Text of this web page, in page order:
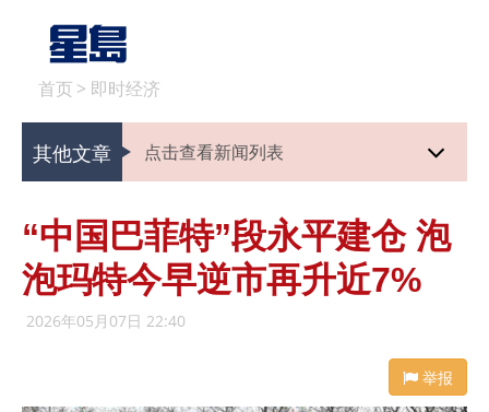
首页 > 即时经济
其他文章 点击查看新闻列表
“中国巴菲特”段永平建仓 泡
泡玛特今早逆市再升近7%
2026年05月07日 22:40
举报